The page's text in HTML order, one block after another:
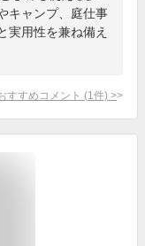
キャンプ、庭仕事
実用性を兼ね備え
すすめコメント (1 件) >